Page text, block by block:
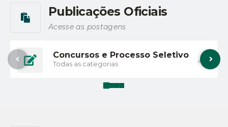
Publicações Oficiais
Acesse as postagens
Concursos e Processo Seletivo
Todas as categorias